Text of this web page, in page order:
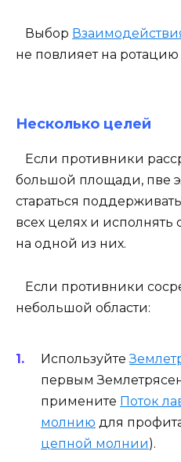
Выбор
не повлияет на
Несколько целей
Если противники
большой площади, пве
стараться поддерживать
всех целях и
на одной из них.
Если противники
небольшой области:
Используйте
первым
примените Поток
молнию для
цепной молнии).